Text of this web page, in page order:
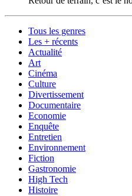
Tous les genres
Les + récents
Actualité
Art
Cinéma
Culture
Divertissement
Documentaire
Economie
Enquête
Entretien
Environnement
Fiction
Gastronomie
High Tech
Histoire